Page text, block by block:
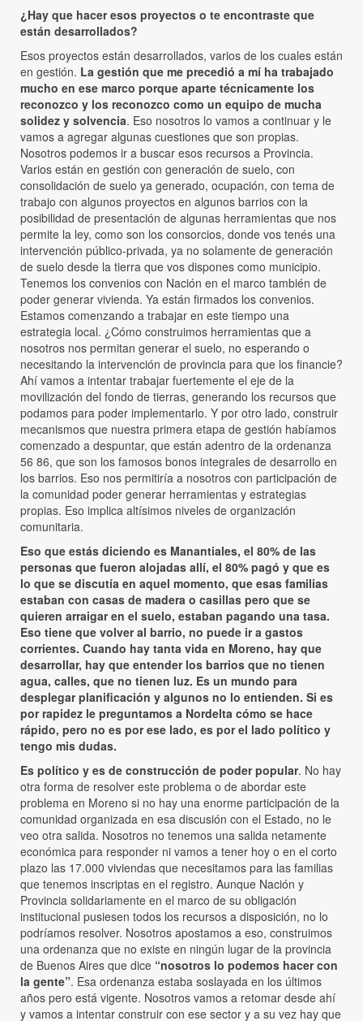
¿Hay que hacer esos proyectos o te encontraste que
están desarrollados?
Esos proyectos están desarrollados, varios de los cuales están
en gestión. La gestión que me precedió a mí ha trabajado
mucho en ese marco porque aparte técnicamente los
reconozco y los reconozco como un equipo de mucha
solidez y solvencia. Eso nosotros lo vamos a continuar y le
vamos a agregar algunas cuestiones que son propias.
Nosotros podemos ir a buscar esos recursos a Provincia.
Varios están en gestión con generación de suelo, con
consolidación de suelo ya generado, ocupación, con tema de
trabajo con algunos proyectos en algunos barrios con la
posibilidad de presentación de algunas herramientas que nos
permite la ley, como son los consorcios, donde vos tenés una
intervención público-privada, ya no solamente de generación
de suelo desde la tierra que vos dispones como municipio.
Tenemos los convenios con Nación en el marco también de
poder generar vivienda. Ya están firmados los convenios.
Estamos comenzando a trabajar en este tiempo una
estrategia local. ¿Cómo construimos herramientas que a
nosotros nos permitan generar el suelo, no esperando o
necesitando la intervención de provincia para que los financie?
Ahí vamos a intentar trabajar fuertemente el eje de la
movilización del fondo de tierras, generando los recursos que
podamos para poder implementarlo. Y por otro lado, construir
mecanismos que nuestra primera etapa de gestión habíamos
comenzado a despuntar, que están adentro de la ordenanza
56 86, que son los famosos bonos integrales de desarrollo en
los barrios. Eso nos permitiría a nosotros con participación de
la comunidad poder generar herramientas y estrategias
propias. Eso implica altísimos niveles de organización
comunitaria.
Eso que estás diciendo es Manantiales, el 80% de las
personas que fueron alojadas allí, el 80% pagó y que es
lo que se discutía en aquel momento, que esas familias
estaban con casas de madera o casillas pero que se
quieren arraigar en el suelo, estaban pagando una tasa.
Eso tiene que volver al barrio, no puede ir a gastos
corrientes. Cuando hay tanta vida en Moreno, hay que
desarrollar, hay que entender los barrios que no tienen
agua, calles, que no tienen luz. Es un mundo para
desplegar planificación y algunos no lo entienden. Si es
por rapidez le preguntamos a Nordelta cómo se hace
rápido, pero no es por ese lado, es por el lado político y
tengo mis dudas.
Es político y es de construcción de poder popular. No hay
otra forma de resolver este problema o de abordar este
problema en Moreno si no hay una enorme participación de la
comunidad organizada en esa discusión con el Estado, no le
veo otra salida. Nosotros no tenemos una salida netamente
económica para responder ni vamos a tener hoy o en el corto
plazo las 17.000 viviendas que necesitamos para las familias
que tenemos inscriptas en el registro. Aunque Nación y
Provincia solidariamente en el marco de su obligación
institucional pusiesen todos los recursos a disposición, no lo
podríamos resolver. Nosotros apostamos a eso, construimos
una ordenanza que no existe en ningún lugar de la provincia
de Buenos Aires que dice “nosotros lo podemos hacer con
la gente”. Esa ordenanza estaba soslayada en los últimos
años pero está vigente. Nosotros vamos a retomar desde ahí
y vamos a intentar construir con ese sector y a su vez hay que